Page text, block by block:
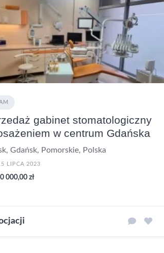
gabinet stomatologiczny
w centrum Gdańska
Gdańsk, Pomorskie, Polska
LIPCA 2023
000,00 zł